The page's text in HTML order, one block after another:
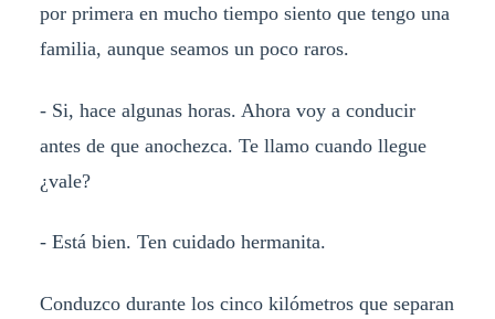
por primera en mucho tiempo siento que tengo una
familia, aunque seamos un poco raros.
- Si, hace algunas horas. Ahora voy a conducir
antes de que anochezca. Te llamo cuando llegue
¿vale?
- Está bien. Ten cuidado hermanita.
Conduzco durante los cinco kilómetros que separan